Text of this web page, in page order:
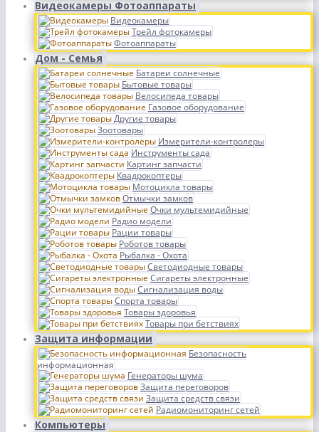
Видеокамеры Фотоаппараты
Видеокамеры
Трейл фотокамеры
Фотоаппараты
Дом - Семья
Батареи солнечные
Бытовые товары
Велосипеда товары
Газовое оборудование
Другие товары
Зоотовары
Измерители-контролеры
Инструменты сада
Картинг запчасти
Квадрокоптеры
Мотоцикла товары
Отмычки замков
Очки мультемидийные
Радио модели
Рации товары
Роботов товары
Рыбалка - Охота
Светодиодные товары
Сигареты электронные
Сигнализация воды
Спорта товары
Товары здоровья
Товары при бетствиях
Защита информации
Безопасность
информационная
Генераторы шума
Защита переговоров
Защита средств связи
Радиомониторинг сетей
Компьютеры